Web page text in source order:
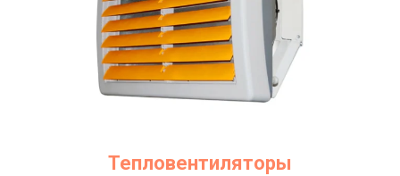
Тепловентиляторы​